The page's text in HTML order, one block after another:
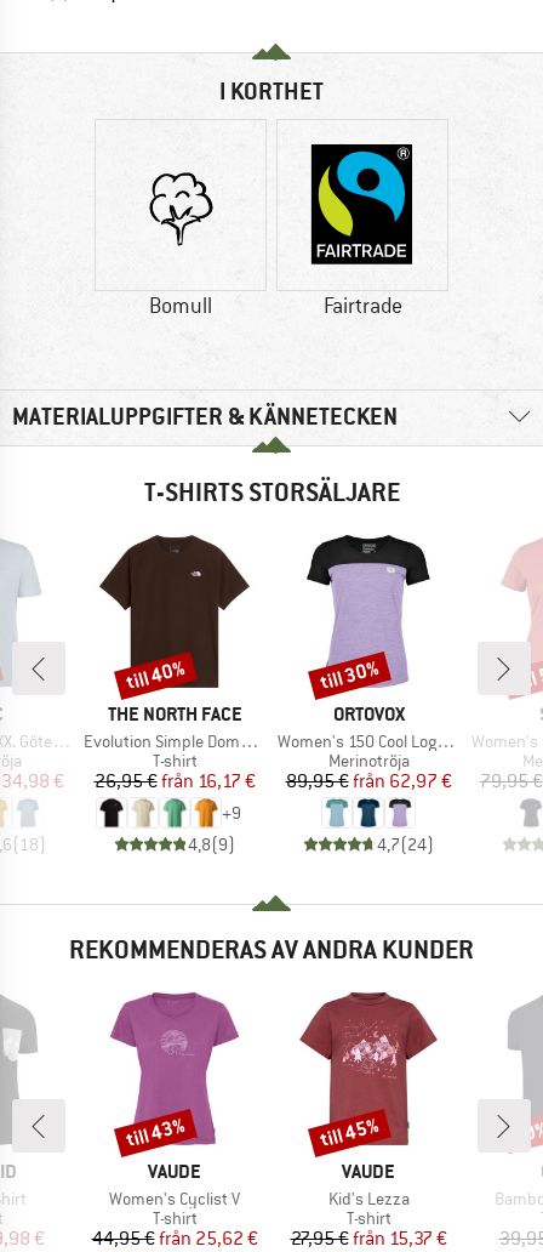
I KORTHET
Bomull Fairtrade
MATERIALUPPGIFTER & KÄNNETECKEN
T-SHIRTS STORSÄLJARE
Print Tee
pris
34,98 €
(18)
VARUMÄRKE
THE NORTH FACE
Produkter
Evolution Simple Dome Short Sleeve
Produktgrupp
T-shirt
Pris
26,95 € Reducerat pris
från 16,17 €
+9
4,8(9)
Rabatt
till 40%
VARUMÄRKE
ORTOVOX
Produkter
Women's 150 Cool Logo T-Shirt
Produktgrupp
Merinotröja
Pris
89,95 € Reducerat pris
från 62,97 €
4,7(24)
Rabatt
till 30%
Produkter
Women's Merino155
79,95 €
REKOMMENDERAS AV ANDRA KUNDER
pris
€
VARUMÄRKE
VAUDE
Produkter
Women's Cyclist V
Produktgrupp
T-shirt
Pris
44,95 € Reducerat pris
från 25,62 €
Rabatt
till 43%
VARUMÄRKE
VAUDE
Produkter
Kid's Lezza
Produktgrupp
T-shirt
Pris
27,95 € Reducerat pris
från 15,37 €
Rabatt
till 45%